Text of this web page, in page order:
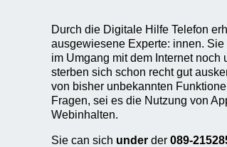
Durch die Digitale Hilfe Telefon
ausgewiesene Experte: innen.
im Umgang mit dem Internet
sterben sich schon recht gut
von bisher unbekannten
Fragen, sei es die Nutzung von
Webinhalten.
Sie can sich under der 089-